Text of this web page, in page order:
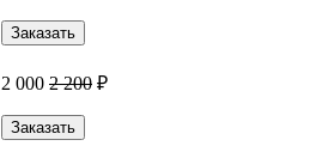
Заказать
2 000 2 200 ₽
Заказать